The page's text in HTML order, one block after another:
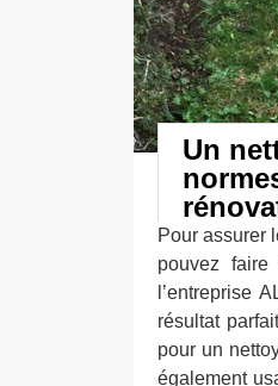
Un
Pour assurer
pouvez faire
l’entreprise
résultat
pour un
également